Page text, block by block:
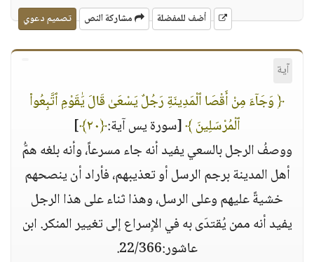
أضف للمفضلة مشاركة النص تصميم دعوي
آية
﴿ وَجَآءَ مِنْ أَقْصَا ٱلْمَدِينَةِ رَجُلٌ يَسْعَىٰ قَالَ يَٰقَوْمِ ٱتَّبِعُوا۟
ٱلْمُرْسَلِينَ ﴾[سورة يس آية:﴿٢٠﴾
]
ووصفُ الرجل بالسعي يفيد أنه جاء مسرعاً، وأنه بلغه همُّ
أهل المدينة برجم الرسل أو تعذيبهم، فأراد أن ينصحهم
خشيةً عليهم وعلى الرسل، وهذا ثناء على هذا الرجل
يفيد أنه ممن يُقتدَى به في الإِسراع إلى تغيير المنكر. ابن
عاشور:22/366.